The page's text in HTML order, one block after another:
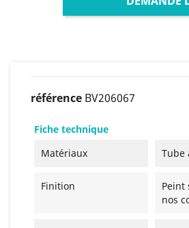
référence BV206067
Fiche technique
Matériaux
Tube
Finition
Peint
nos